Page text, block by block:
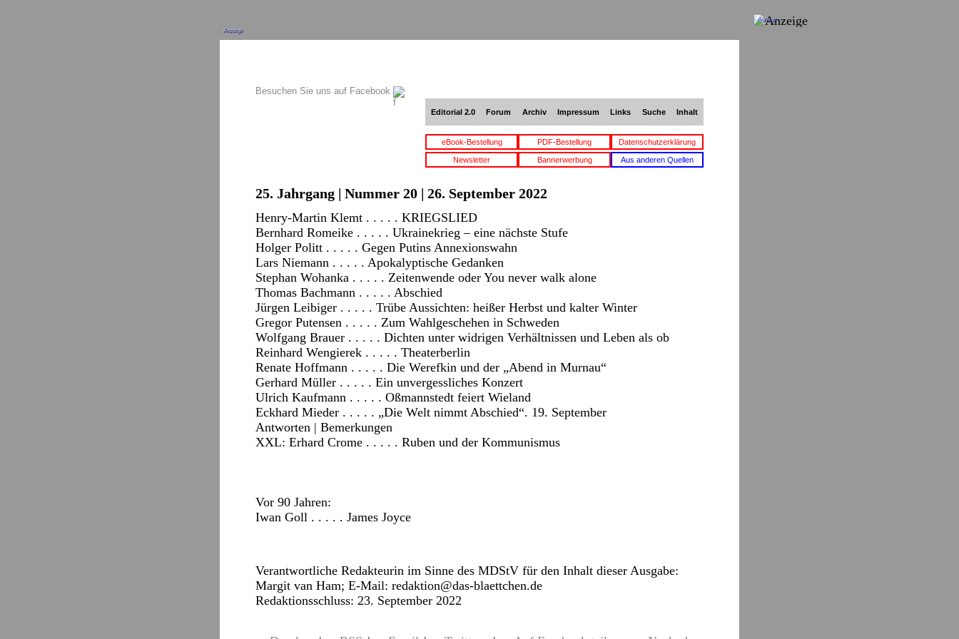
Anzeige
Besuchen Sie uns auf Facebook
Editorial 2.0 Forum Archiv Impressum Links Suche Inhalt
eBook-Bestellung PDF-Bestellung Datenschutzerklärung
Newsletter Bannerwerbung Aus anderen Quellen
25. Jahrgang | Nummer 20 | 26. September 2022
Henry-Martin Klemt . . . . . KRIEGSLIED
Bernhard Romeike . . . . . Ukrainekrieg – eine nächste Stufe
Holger Politt . . . . . Gegen Putins Annexionswahn
Lars Niemann . . . . . Apokalyptische Gedanken
Stephan Wohanka . . . . . Zeitenwende oder You never walk alone
Thomas Bachmann . . . . . Abschied
Jürgen Leibiger . . . . . Trübe Aussichten: heißer Herbst und kalter Winter
Gregor Putensen . . . . . Zum Wahlgeschehen in Schweden
Wolfgang Brauer . . . . . Dichten unter widrigen Verhältnissen und Leben als ob
Reinhard Wengierek . . . . . Theaterberlin
Renate Hoffmann . . . . . Die Werefkin und der „Abend in Murnau“
Gerhard Müller . . . . . Ein unvergessliches Konzert
Ulrich Kaufmann . . . . . Oßmannstedt feiert Wieland
Eckhard Mieder . . . . . „Die Welt nimmt Abschied“. 19. September
Antworten | Bemerkungen
XXL: Erhard Crome . . . . . Ruben und der Kommunismus
Vor 90 Jahren:
Iwan Goll . . . . . James Joyce
Verantwortliche Redakteurin im Sinne des MDStV für den Inhalt dieser Ausgabe:
Margit van Ham; E-Mail: redaktion@das-blaettchen.de
Redaktionsschluss: 23. September 2022
Anzeige